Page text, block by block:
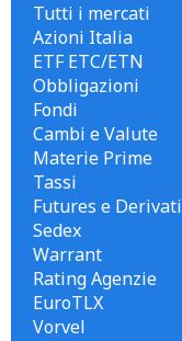
Tutti i mercati
Azioni Italia
ETF ETC/ETN
Obbligazioni
Fondi
Cambi e Valute
Materie Prime
Tassi
Futures e Derivati
Sedex
Warrant
Rating Agenzie
EuroTLX
Vorvel